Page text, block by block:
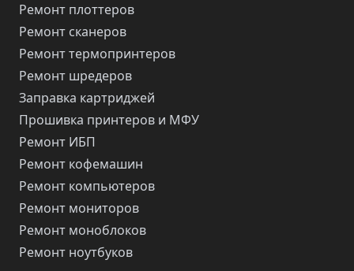
Ремонт плоттеров
Ремонт сканеров
Ремонт термопринтеров
Ремонт шредеров
Заправка картриджей
Прошивка принтеров и МФУ
Ремонт ИБП
Ремонт кофемашин
Ремонт компьютеров
Ремонт мониторов
Ремонт моноблоков
Ремонт ноутбуков